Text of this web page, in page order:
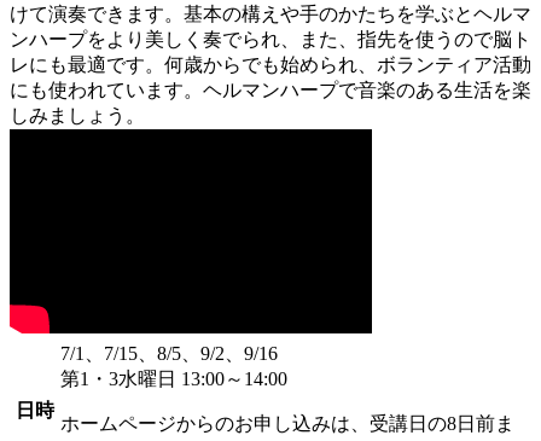
けて演奏できます。基本の構えや手のかたちを学ぶとヘルマ
ンハープをより美しく奏でられ、また、指先を使うので脳ト
レにも最適です。何歳からでも始められ、ボランティア活動
にも使われています。ヘルマンハープで音楽のある生活を楽
しみましょう。
日時
7/1、7/15、8/5、9/2、9/16
第1・3水曜日 13:00～14:00
ホームページからのお申し込みは、受講日の8日前ま